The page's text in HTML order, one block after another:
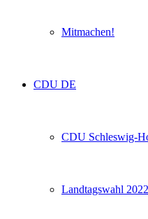
Mitmachen!
CDU DE
CDU Schleswig-
Landtagswahl 2022